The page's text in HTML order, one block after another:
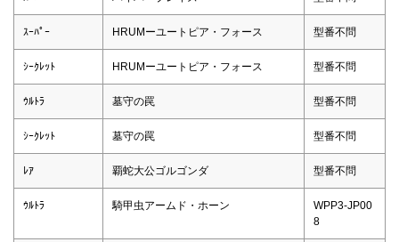
ｽｰﾊﾟｰ HRUMーユートピア・フォース 型番不問
ｼｰｸﾚｯﾄ HRUMーユートピア・フォース 型番不問
ｳﾙﾄﾗ 墓守の罠 型番不問
ｼｰｸﾚｯﾄ 墓守の罠 型番不問
ﾚｱ 覇蛇大公ゴルゴンダ 型番不問
ｳﾙﾄﾗ 騎甲虫アームド・ホーン
WPP3-JP00
8